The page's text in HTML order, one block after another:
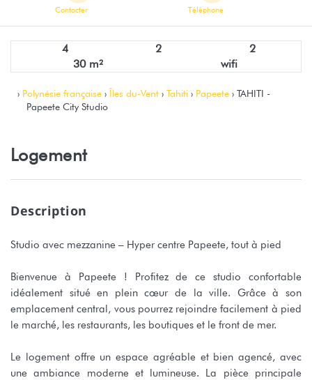
Contacter Téléphone
4 2
2
30 m²
wifi
› Polynésie française › Îles du-Vent › Tahiti › Papeete › TAHITI -
Papeete City Studio
Logement
Description
Studio avec mezzanine – Hyper centre Papeete, tout à pied
Bienvenue à Papeete ! Profitez de ce studio confortable
idéalement situé en plein cœur de la ville. Grâce à son
emplacement central, vous pourrez rejoindre facilement à pied
le marché, les restaurants, les boutiques et le front de mer.
Le logement offre un espace agréable et bien agencé, avec
une ambiance moderne et lumineuse. La pièce principale